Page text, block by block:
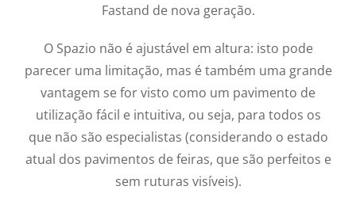
Fastand de nova geração.
O Spazio não é ajustável em altura: isto pode
parecer uma limitação, mas é também uma grande
vantagem se for visto como um pavimento de
utilização fácil e intuitiva, ou seja, para todos os
que não são especialistas (considerando o estado
atual dos pavimentos de feiras, que são perfeitos e
sem ruturas visíveis).